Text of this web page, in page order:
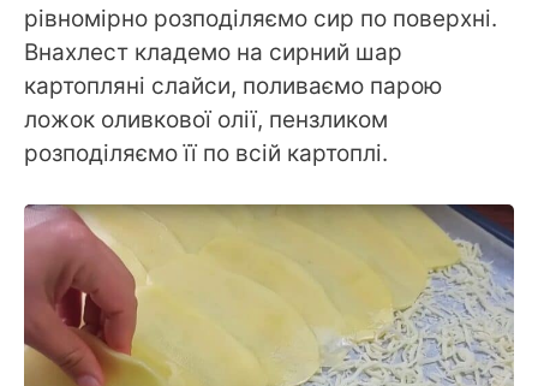
рівномірно розподіляємо сир по поверхні.
Внахлест кладемо на сирний шар
картопляні слайси, поливаємо парою
ложок оливкової олії, пензликом
розподіляємо її по всій картоплі.